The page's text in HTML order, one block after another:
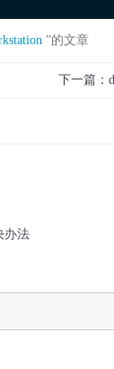
”的文章
下一篇：
办法